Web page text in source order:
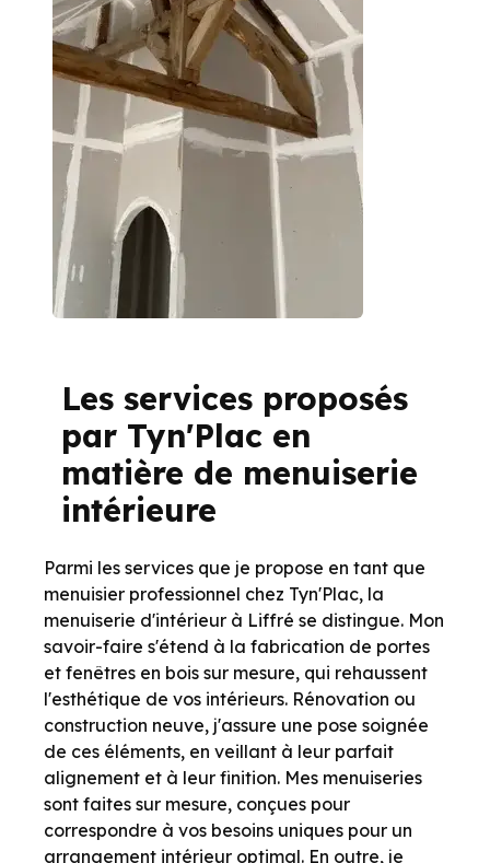
Les services proposés
par Tyn'Plac en
matière de menuiserie
intérieure
Parmi les services que je propose en tant que
menuisier professionnel chez Tyn'Plac, la
menuiserie d'intérieur à Liffré se distingue. Mon
savoir-faire s'étend à la fabrication de portes
et fenêtres en bois sur mesure, qui rehaussent
l'esthétique de vos intérieurs. Rénovation ou
construction neuve, j'assure une pose soignée
de ces éléments, en veillant à leur parfait
alignement et à leur finition. Mes menuiseries
sont faites sur mesure, conçues pour
correspondre à vos besoins uniques pour un
arrangement intérieur optimal. En outre, je